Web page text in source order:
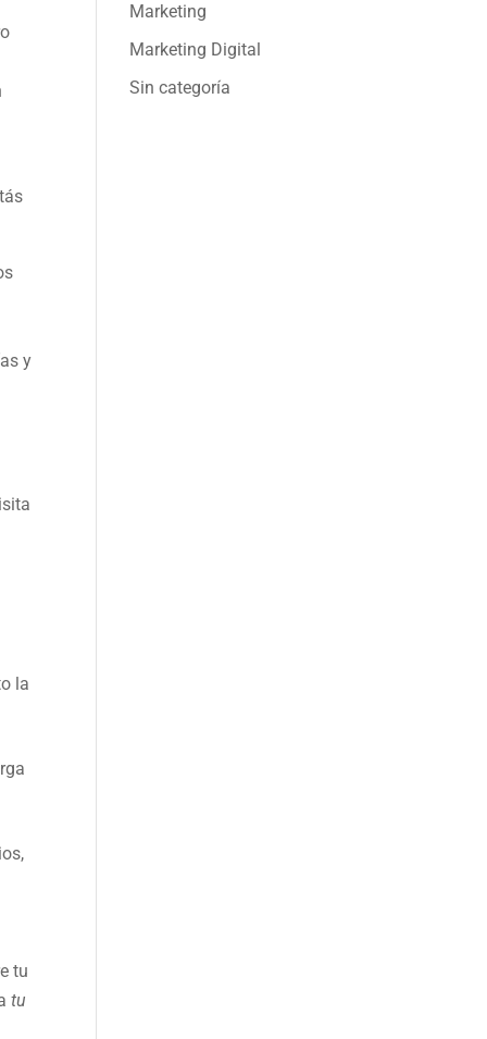
y
la
tu
tu
Marketing
Marketing Digital
Sin categoría